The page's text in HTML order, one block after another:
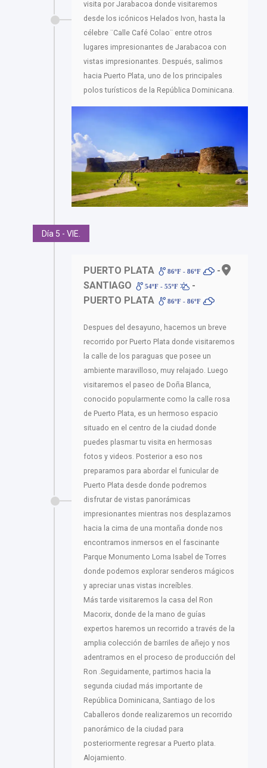
visita por Jarabacoa donde visitaremos
desde los icónicos Helados Ivon, hasta la
célebre ¨Calle Café Colao¨ entre otros
lugares impresionantes de Jarabacoa con
vistas impresionantes. Después, salimos
hacia Puerto Plata, uno de los principales
polos turísticos de la República Dominicana.
Día 5 - VIE.
PUERTO PLATA 86ºF - 86ºF
-
SANTIAGO
54ºF - 55ºF
-
PUERTO PLATA
86ºF - 86ºF
Despues del desayuno, hacemos un breve
recorrido por Puerto Plata donde visitaremos
la calle de los paraguas que posee un
ambiente maravilloso, muy relajado. Luego
visitaremos el paseo de Doña Blanca,
conocido popularmente como la calle rosa
de Puerto Plata, es un hermoso espacio
situado en el centro de la ciudad donde
puedes plasmar tu visita en hermosas
fotos y videos. Posterior a eso nos
preparamos para abordar el funicular de
Puerto Plata desde donde podremos
disfrutar de vistas panorámicas
impresionantes mientras nos desplazamos
hacia la cima de una montaña donde nos
encontramos inmersos en el fascinante
Parque Monumento Loma Isabel de Torres
donde podemos explorar senderos mágicos
y apreciar unas vistas increíbles.
Más tarde visitaremos la casa del Ron
Macorix, donde de la mano de guías
expertos haremos un recorrido a través de la
amplia colección de barriles de añejo y nos
adentramos en el proceso de producción del
Ron .Seguidamente, partimos hacia la
segunda ciudad más importante de
República Dominicana, Santiago de los
Caballeros donde realizaremos un recorrido
panorámico de la ciudad para
posteriormente regresar a Puerto plata.
Alojamiento.